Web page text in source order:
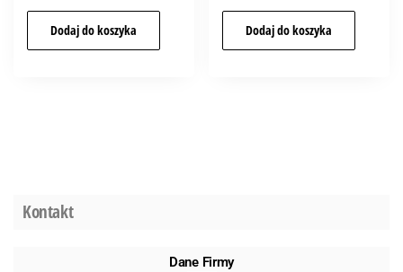
Dodaj do koszyka Dodaj do koszyka
Kontakt
Dane Firmy